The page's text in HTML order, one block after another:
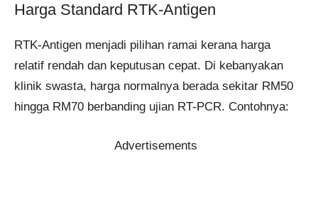
Harga Standard RTK-Antigen
RTK-Antigen menjadi pilihan ramai kerana harga
relatif rendah dan keputusan cepat. Di kebanyakan
klinik swasta, harga normalnya berada sekitar RM50
hingga RM70 berbanding ujian RT-PCR. Contohnya:
Advertisements